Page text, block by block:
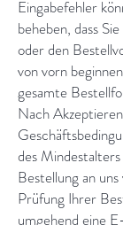
Eingabefehler
beheben, dass
oder den
von vorn
gesamte
Nach
des
Bestellung an
Prüfung Ihrer
umgehend eine